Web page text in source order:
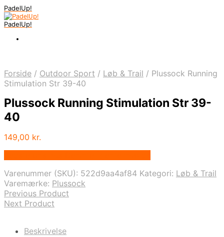
PadelUp!
PadelUp!
Forside / Outdoor Sport / Løb & Trail / Plussock Running
Stimulation Str 39-40
Plussock Running Stimulation Str 39-
40
149,00 kr.
Varenummer (SKU): 522d9aa4af84 Kategori: Løb & Trail
Varemærke: Plussock
Previous Product
Next Product
Beskrivelse